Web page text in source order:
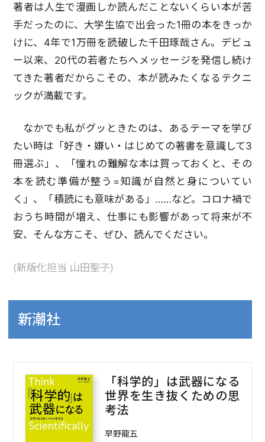
著者は人生で漫画しか読んだことないくらい本が苦
手だったのに、大学生協で出会った1冊の本をきっか
けに、4年で1万冊を読破した千田琢哉さん。デビュ
ー以来、20代の若者たちへメッセージを発信し続け
てきた著者だからこその、本が読みたくなるテクニ
ックが満載です。
なかでも私がグッときたのは、あるテーマを学び
たい時は「好き・嫌い・はじめての著書を意識して3
冊選ぶ」、「憧れの難解な本は買っておくと、その
本を読む準備が整う=知識が自然と身についてい
く」、「積読にも意味がある」……など。コロナ禍で
おうち時間が増え、仕事にも影響があって将来が不
安、そんな方こそ、ぜひ、読んでください。
(新版化担当 山田聖子)
新潮社
「科学的」は武器になる
世界を生き抜くための思
考法
早野龍五